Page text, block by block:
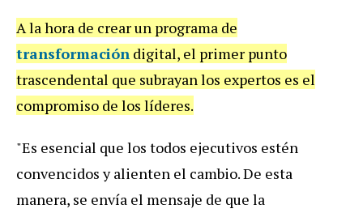
A la hora de crear un programa de
transformación digital, el primer punto
trascendental que subrayan los expertos es el
compromiso de los líderes.
"Es esencial que los todos ejecutivos estén
convencidos y alienten el cambio. De esta
manera, se envía el mensaje de que la